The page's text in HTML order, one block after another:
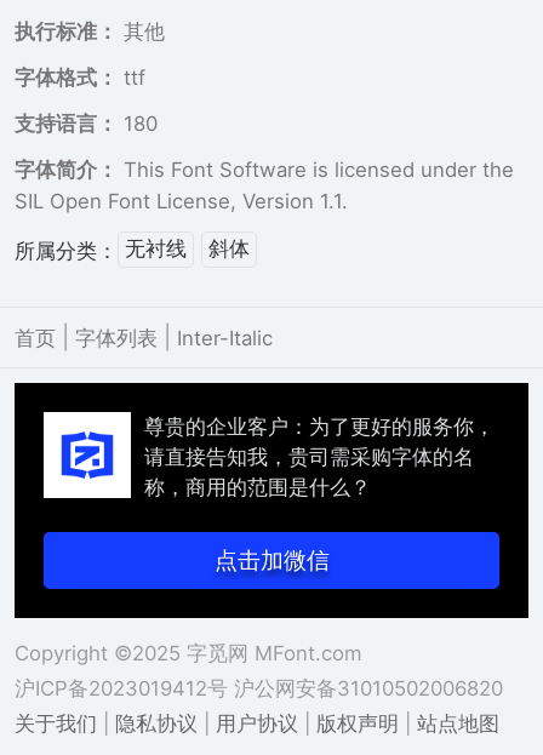
执行标准： 其他
字体格式： ttf
支持语言：
180
字体简介： This Font Software is licensed under the
SIL Open Font License, Version 1.1.
所属分类： 无衬线 斜体
首页 字体列表 Inter-Italic
尊贵的企业客户：为了更好的服务你，
请直接告知我，贵司需采购字体的名
称，商用的范围是什么？
点击加微信
Copyright ©2025 字觅网 MFont.com
沪ICP备2023019412号 沪公网安备31010502006820
关于我们
隐私协议 用户协议 版权声明 站点地图